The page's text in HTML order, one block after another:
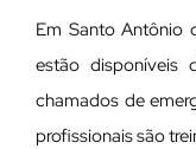
Em Santo Antônio
estão disponíveis
chamados de
profissionais são